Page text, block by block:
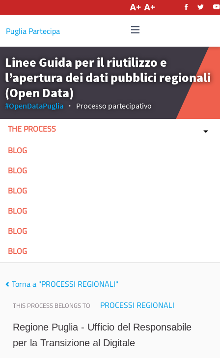
Puglia Partecipa
Linee Guida per il riutilizzo e
l’apertura dei dati pubblici regionali
(Open Data)
#OpenDataPuglia Processo partecipativo
THE PROCESS
BLOG
BLOG
BLOG
BLOG
BLOG
BLOG
Torna a "PROCESSI REGIONALI"
THIS PROCESS BELONGS TO PROCESSI REGIONALI
Regione Puglia - Ufficio del Responsabile
per la Transizione al Digitale